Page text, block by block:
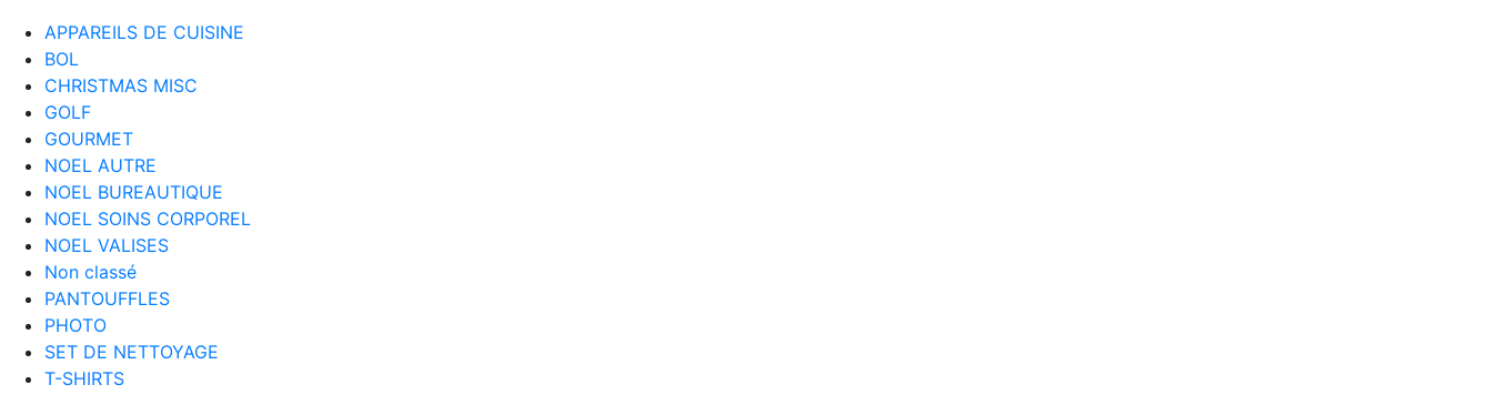
APPAREILS DE CUISINE
BOL
CHRISTMAS MISC
GOLF
GOURMET
NOEL AUTRE
NOEL BUREAUTIQUE
NOEL SOINS CORPOREL
NOEL VALISES
Non classé
PANTOUFFLES
PHOTO
SET DE NETTOYAGE
T-SHIRTS